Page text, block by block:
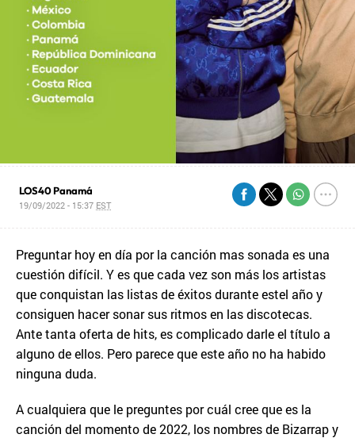
LOS40 Panamá
19/09/2022 - 15:37 EST
Preguntar hoy en día por la canción mas sonada es una
cuestión difícil. Y es que cada vez son más los artistas
que conquistan las listas de éxitos durante estel año y
consiguen hacer sonar sus ritmos en las discotecas.
Ante tanta oferta de hits, es complicado darle el título a
alguno de ellos. Pero parece que este año no ha habido
ninguna duda.
A cualquiera que le preguntes por cuál cree que es la
canción del momento de 2022, los nombres de Bizarrap y